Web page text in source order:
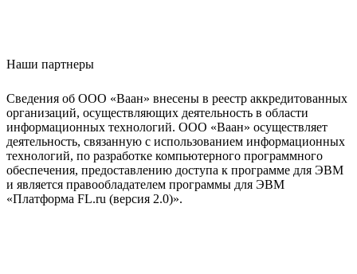
Наши партнеры
Сведения об ООО «Ваан» внесены в реестр аккредитованных
организаций, осуществляющих деятельность в области
информационных технологий. ООО «Ваан» осуществляет
деятельность, связанную с использованием информационных
технологий, по разработке компьютерного программного
обеспечения, предоставлению доступа к программе для ЭВМ
и является правообладателем программы для ЭВМ
«Платформа FL.ru (версия 2.0)».